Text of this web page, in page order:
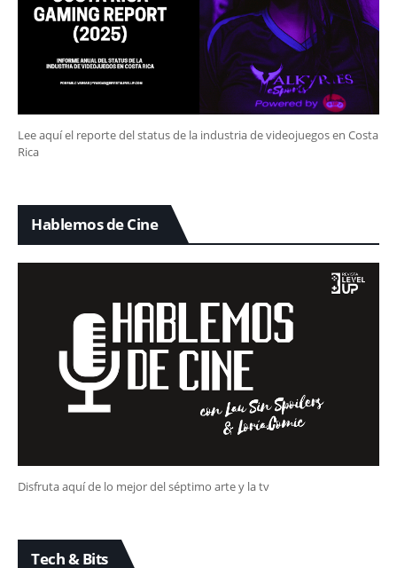
Lee aquí el reporte del status de la industria de videojuegos en Costa
Rica
Hablemos de Cine
Disfruta aquí de lo mejor del séptimo arte y la tv
Tech & Bits